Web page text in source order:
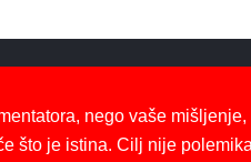
nego vaše mišljenje,
što je istina. Cilj nije